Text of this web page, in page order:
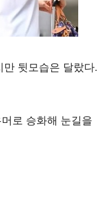
뒷모습은 달랐다.
로 승화해 눈길을